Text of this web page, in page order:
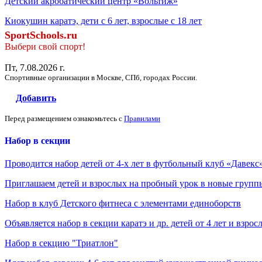
Киокушин каратэ, дети с 6 лет, взрослые с 18 лет
SportSchools.ru
Выбери свой спорт!
Пт, 7.08.2026 г.
Спортивные организации в Москве, СПб, городах России.
Добавить
Перед размещением ознакомьтесь с Правилами
Набор в секции
Проводится набор детей от 4-х лет в футбольный клуб
Приглашаем детей и взрослых на пробный урок в новые
Набор в клуб Детского фитнеса с элементами единоборств
Объявляется набор в секции каратэ и др. детей от 4 лет и
Набор в секцию "Триатлон"